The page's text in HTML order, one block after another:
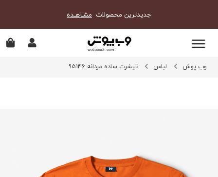
جدیدترین محصولات مشـاهـده
وب پوش لباس تیشرت ساده مردانه 95146